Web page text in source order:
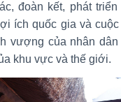
đoàn kết, phát
ích quốc gia và cuộc
vượng của nhân
khu vực và thế giới.